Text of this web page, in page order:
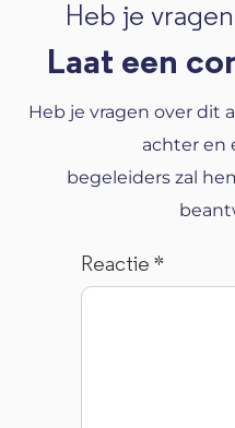
Heb je
Laat een
Heb je vragen over dit
achter en
begeleiders zal
Reactie*